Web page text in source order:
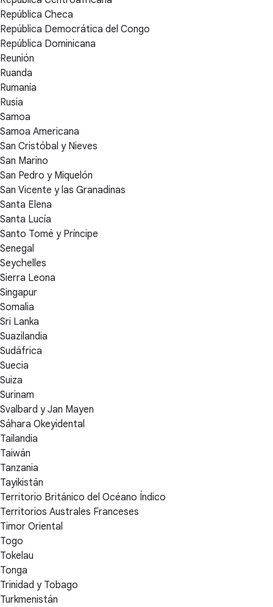
República Checa
República Democrática del Congo
República Dominicana
Reunión
Ruanda
Rumanía
Rusia
Samoa
Samoa Americana
San Cristóbal y Nieves
San Marino
San Pedro y Miquelón
San Vicente y las Granadinas
Santa Elena
Santa Lucía
Santo Tomé y Príncipe
Senegal
Seychelles
Sierra Leona
Singapur
Somalia
Sri Lanka
Suazilandia
Sudáfrica
Suecia
Suiza
Surinam
Svalbard y Jan Mayen
Sáhara Okeyidental
Tailandia
Taiwán
Tanzania
Tayikistán
Territorio Británico del Océano Índico
Territorios Australes Franceses
Timor Oriental
Togo
Tokelau
Tonga
Trinidad y Tobago
Turkmenistán